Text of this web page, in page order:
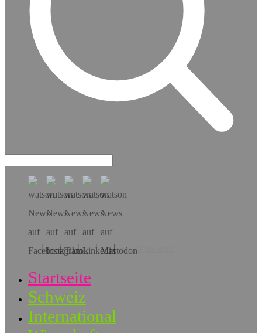
Hol dir die App!
Startseite
Schweiz
International